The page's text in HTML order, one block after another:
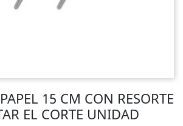
15 CM CON RESORTE
EL CORTE UNIDAD